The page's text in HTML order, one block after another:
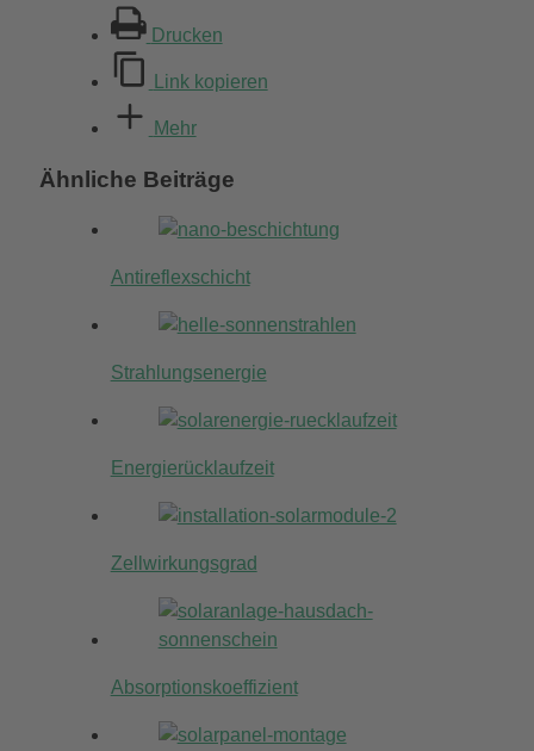
Drucken
Link kopieren
Mehr
Ähnliche Beiträge
Antireflexschicht
Strahlungsenergie
Energierücklaufzeit
Zellwirkungsgrad
Absorptionskoeffizient